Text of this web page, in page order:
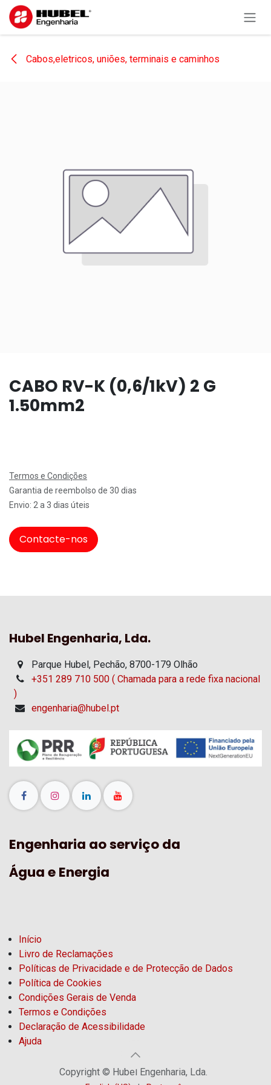
Pular para o conteúdo
Cabos,eletricos, uniões, terminais e caminhos
CABO RV-K (0,6/1kV) 2 G
1.50mm2
Termos e Condições
Garantia de reembolso de 30 dias
Envio: 2 a 3 dias úteis
Contacte-nos
Hubel Engenharia, Lda.
Parque Hubel, Pechão, 8700-179 Olhão
+351 289 710 500 ( Chamada para a rede fixa nacional
)
engenharia@hubel.pt
Engenharia ao serviço da
Água e Energia
Início
Livro de Reclamações
Políticas de Privacidade e de Protecção de Dados
Política de Cookies
Condições Gerais de Venda
Termos e Condições
Declaração de Acessibilidade
Ajuda
Copyright © Hubel Engenharia, Lda.